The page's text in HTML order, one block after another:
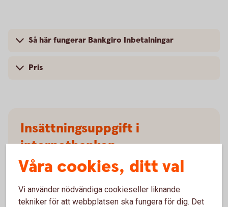
Så här fungerar Bankgiro Inbetalningar
Pris
Insättningsuppgift i
internetbanken
I internetbanken får du snabbt och enkelt tillgång till
ditt företagskonto via Bankgirot.
Våra cookies, ditt val
Vi använder nödvändiga cookieseller liknande
tekniker för att webbplatsen ska fungera för dig. Det